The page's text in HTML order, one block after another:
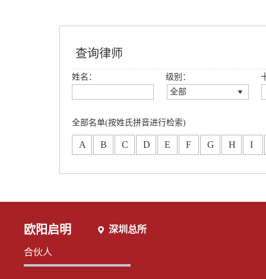
查询律师
姓名：
级别：
全部
创始合伙人
高级合伙人
全部名单(按姓氏拼音进行检索)
A B C D E F G H I
欧阳启明 深圳总所
合伙人